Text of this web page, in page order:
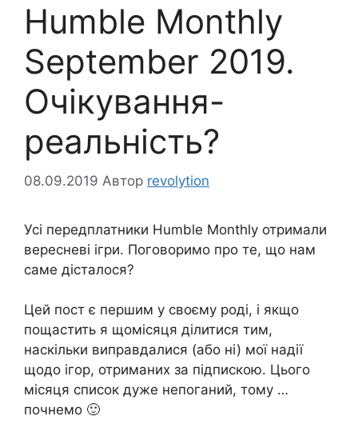
Humble Monthly
September 2019.
Очікування-
реальність?
08.09.2019 Автор revolytion
Усі передплатники Humble Monthly отримали
вересневі ігри. Поговоримо про те, що нам
саме дісталося?
Цей пост є першим у своєму роді, і якщо
пощастить я щомісяця ділитися тим,
наскільки виправдалися (або ні) мої надії
щодо ігор, отриманих за підпискою. Цього
місяця список дуже непоганий, тому …
почнемо 🙂